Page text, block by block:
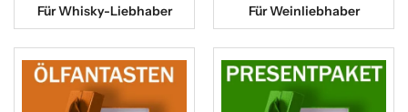
Für Whisky-Liebhaber Für Weinliebhaber